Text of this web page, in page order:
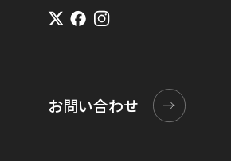
お問い合わせ